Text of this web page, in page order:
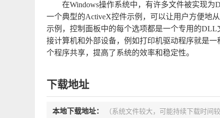
在Windows操作系统中，有许多文件被实现
一个典型的ActiveX控件示例，可以让用户方便地
示例，控制面板中的每个选项都是一个专用的
接计算机和外部设备，例如打印机驱动程序就是
个程序共享，提高了系统的效率和稳定性。
下载地址
本地下载地址： （系统文件较大，可能持续下载时间